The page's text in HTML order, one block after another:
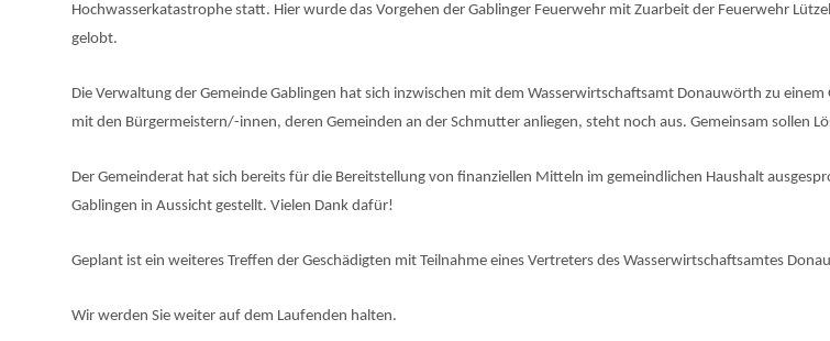
Hochwasserkatastrophe statt. Hier wurde das Vorgehen der Gablinger Feuerwehr mit Zuarbeit der Feuerwehr
gelobt.
Die Verwaltung der Gemeinde Gablingen hat sich inzwischen mit dem Wasserwirtschaftsamt Donauwörth zu
mit den Bürgermeistern/-innen, deren Gemeinden an der Schmutter anliegen, steht noch aus. Gemeinsam sollen
Der Gemeinderat hat sich bereits für die Bereitstellung von finanziellen Mitteln im gemeindlichen Haushalt
Gablingen in Aussicht gestellt. Vielen Dank dafür!
Geplant ist ein weiteres Treffen der Geschädigten mit Teilnahme eines Vertreters des Wasserwirtschaftsamtes
Wir werden Sie weiter auf dem Laufenden halten.